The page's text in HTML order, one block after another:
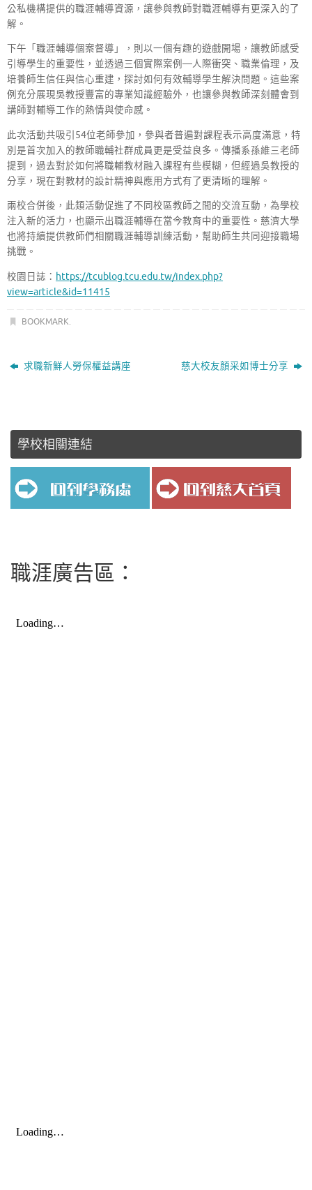
公私機構提供的職涯輔導資源，讓參與教師對職涯輔導有更深入的了
解。
下午「職涯輔導個案督導」，則以一個有趣的遊戲開場，讓教師感受
引導學生的重要性，並透過三個實際案例—人際衝突、職業倫理，及
培養師生信任與信心重建，探討如何有效輔導學生解決問題。這些案
例充分展現吳教授豐富的專業知識經驗外，也讓參與教師深刻體會到
講師對輔導工作的熱情與使命感。
此次活動共吸引54位老師參加，參與者普遍對課程表示高度滿意，特
別是首次加入的教師職輔社群成員更是受益良多。傳播系孫維三老師
提到，過去對於如何將職輔教材融入課程有些模糊，但經過吳教授的
分享，現在對教材的設計精神與應用方式有了更清晰的理解。
兩校合併後，此類活動促進了不同校區教師之間的交流互動，為學校
注入新的活力，也顯示出職涯輔導在當今教育中的重要性。慈濟大學
也將持續提供教師們相關職涯輔導訓練活動，幫助師生共同迎接職場
挑戰。
校園日誌： https://tcublog.tcu.edu.tw/index.php?
view=article&id=11415
BOOKMARK.
求職新鮮人勞保權益講座 慈大校友顏采如博士分享
學校相關連結
職涯廣告區：